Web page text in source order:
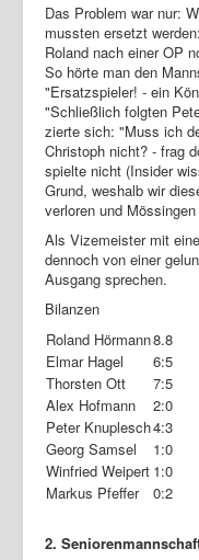
Das Problem war nur:
mussten ersetzt
Roland nach einer OP
So hörte man den
"Ersatzspieler! - ein
"Schließlich folgten
zierte sich: "Muss ich
Christoph nicht? - frag
spielte nicht (Insider
Grund, weshalb wir
verloren und
Als Vizemeister mit
dennoch von einer
Ausgang sprechen.
Bilanzen
Roland Hörmann8.8
Elmar Hagel
6:5
Thorsten Ott
7:5
Alex Hofmann
2:0
Peter Knuplesch4:3
Georg Samsel
1:0
Winfried Weipert 1:0
Markus Pfeffer
0:2
2.